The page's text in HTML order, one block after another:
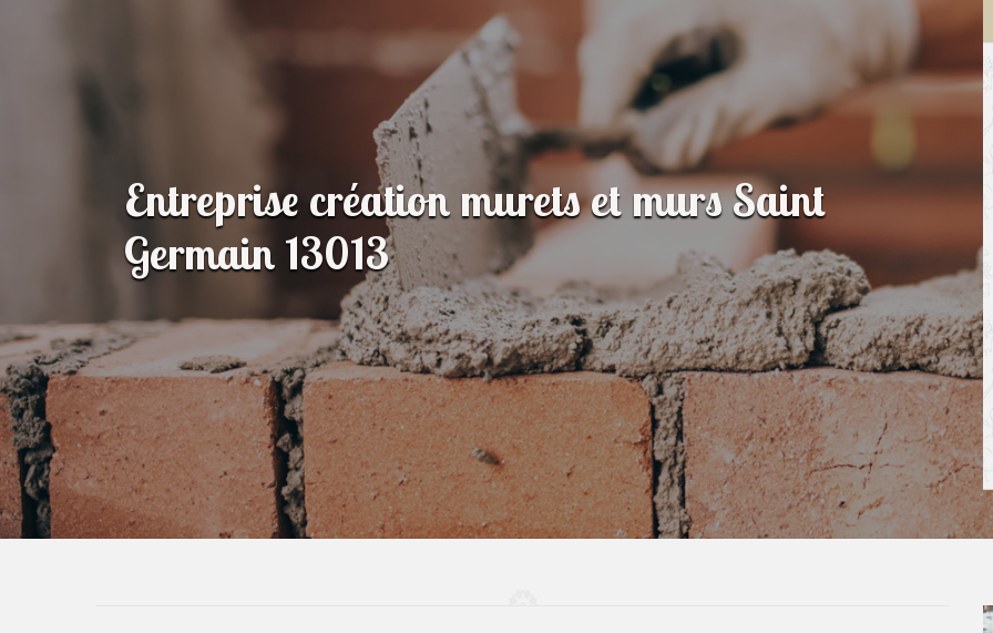
Entreprise création murets et murs Saint
Germain 13013